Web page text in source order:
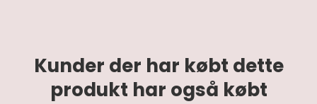
Kunder der har købt dette
produkt har også købt